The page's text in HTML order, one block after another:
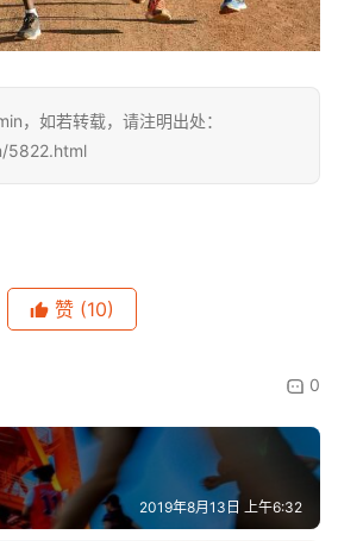
，如若转载，请注明出处：
5822.html
赞 (10)
0
2019年8月13日 上午6:32